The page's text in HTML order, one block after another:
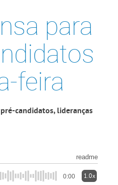
para
feira
candidatos, lideranças
readme
0:00 1.0x